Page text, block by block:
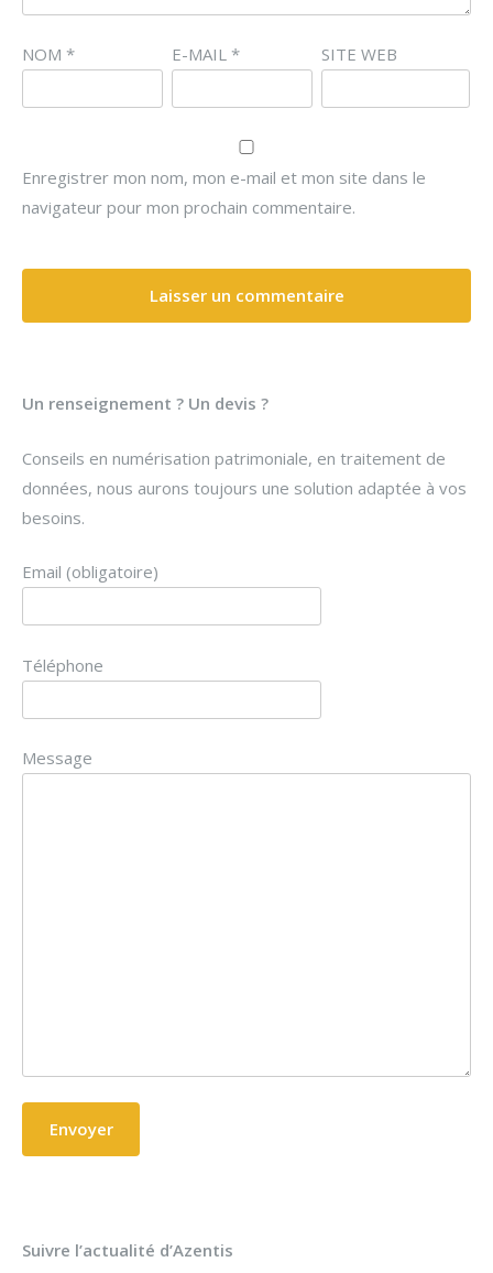
NOM * E-MAIL * SITE WEB
Enregistrer mon nom, mon e-mail et mon site dans le
navigateur pour mon prochain commentaire.
Un renseignement ? Un devis ?
Conseils en numérisation patrimoniale, en traitement de
données, nous aurons toujours une solution adaptée à vos
besoins.
Email (obligatoire)
Téléphone
Message
Suivre l’actualité d’Azentis